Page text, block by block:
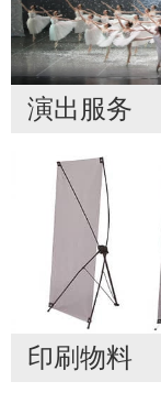
演出服务
印刷物料